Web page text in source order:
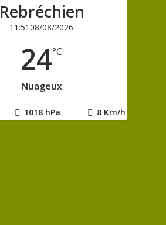
Rebréchien
11:5108/08/2026
24°C
Nuageux
1018 hPa 8 Km/h